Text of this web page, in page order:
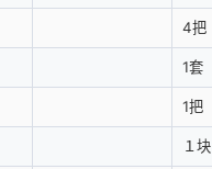
4把
1套
1把
１块